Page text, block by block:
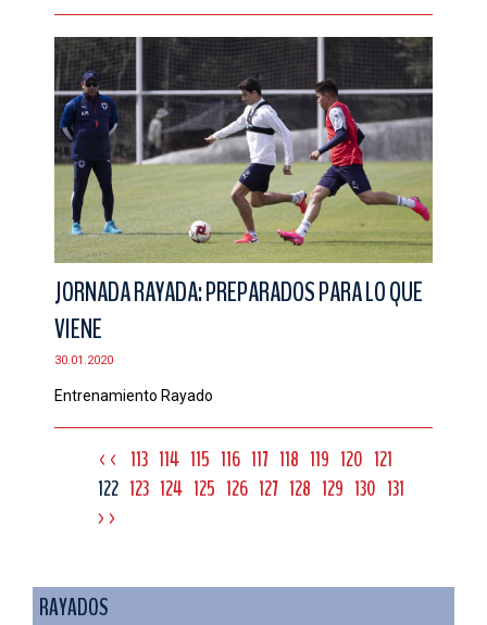
JORNADA RAYADA: PREPARADOS PARA LO QUE
VIENE
30.01.2020
Entrenamiento Rayado
<< 113 114 115 116 117 118 119 120 121
122 123 124 125 126 127 128 129 130 131
>>
RAYADOS